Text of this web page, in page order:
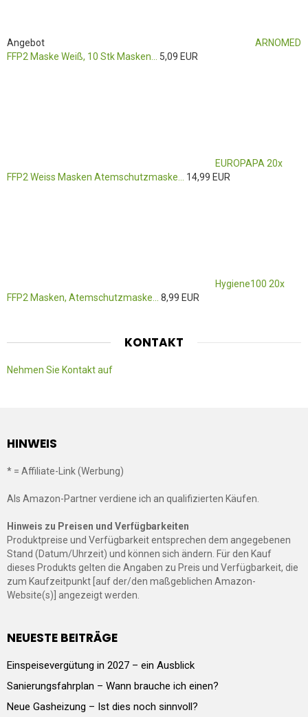
Angebot
ARNOMED
FFP2 Maske Weiß, 10 Stk Masken... 5,09 EUR
EUROPAPA 20x
FFP2 Weiss Masken Atemschutzmaske... 14,99 EUR
Hygiene100 20x
FFP2 Masken, Atemschutzmaske... 8,99 EUR
KONTAKT
Nehmen Sie Kontakt auf
HINWEIS
* = Affiliate-Link (Werbung)
Als Amazon-Partner verdiene ich an qualifizierten Käufen.
Hinweis zu Preisen und Verfügbarkeiten
Produktpreise und Verfügbarkeit entsprechen dem angegebenen
Stand (Datum/Uhrzeit) und können sich ändern. Für den Kauf
dieses Produkts gelten die Angaben zu Preis und Verfügbarkeit, die
zum Kaufzeitpunkt [auf der/den maßgeblichen Amazon-
Website(s)] angezeigt werden.
NEUESTE BEITRÄGE
Einspeisevergütung in 2027 – ein Ausblick
Sanierungsfahrplan – Wann brauche ich einen?
Neue Gasheizung – Ist dies noch sinnvoll?